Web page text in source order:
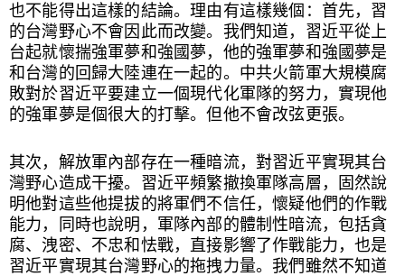
也不能得出這樣的結論。理由有這樣幾個：首先，習
的台灣野心不會因此而改變。我們知道，習近平從上
台起就懷揣強軍夢和強國夢，他的強軍夢和強國夢是
和台灣的回歸大陸連在一起的。中共火箭軍大規模腐
敗對於習近平要建立一個現代化軍隊的努力，實現他
的強軍夢是個很大的打擊。但他不會改弦更張。
其次，解放軍內部存在一種暗流，對習近平實現其台
灣野心造成干擾。習近平頻繁撤換軍隊高層，固然說
明他對這些他提拔的將軍們不信任，懷疑他們的作戰
能力，同時也說明，軍隊內部的體制性暗流，包括貪
腐、洩密、不忠和怯戰，直接影響了作戰能力，也是
習近平實現其台灣野心的拖拽力量。我們雖然不知道